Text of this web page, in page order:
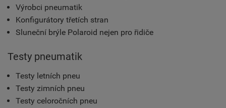
Výrobci pneumatik
Konfigurátory třetích stran
Sluneční brýle Polaroid nejen pro řidiče
Testy pneumatik
Testy letních pneu
Testy zimních pneu
Testy celoročních pneu